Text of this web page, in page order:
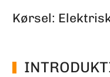
Kørsel: